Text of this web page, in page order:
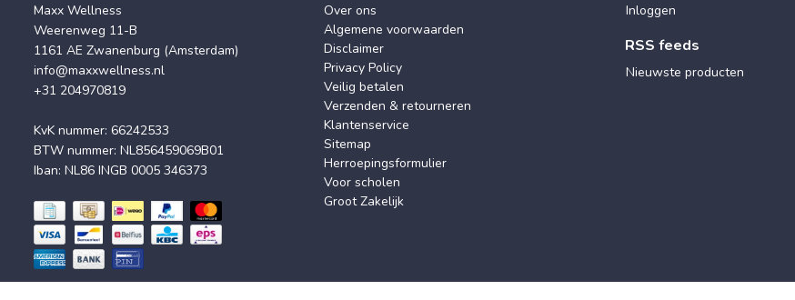
Maxx Wellness
Weerenweg 11-B
1161 AE Zwanenburg (Amsterdam)
info@maxxwellness.nl
+31 204970819
KvK nummer: 66242533
BTW nummer: NL856459069B01
Iban: NL86 INGB 0005 346373
Over ons
Algemene voorwaarden
Disclaimer
Privacy Policy
Veilig betalen
Verzenden & retourneren
Klantenservice
Sitemap
Herroepingsformulier
Voor scholen
Groot Zakelijk
Inloggen
RSS feeds
Nieuwste producten